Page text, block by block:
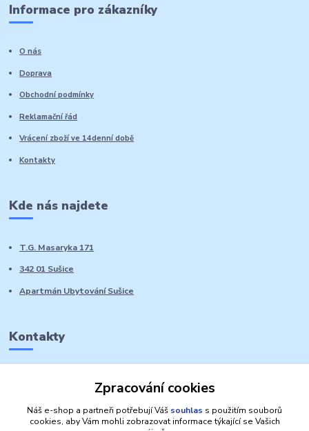
Informace pro zákazníky
O nás
Doprava
Obchodní podmínky
Reklamační řád
Vrácení zboží ve 14denní době
Kontakty
Kde nás najdete
T.G. Masaryka 171
342 01 Sušice
Apartmán Ubytování Sušice
Kontakty
Zpracování cookies
Náš e-shop a partneři potřebují Váš souhlas s použitím souborů
cookies, aby Vám mohli zobrazovat informace týkající se Vašich